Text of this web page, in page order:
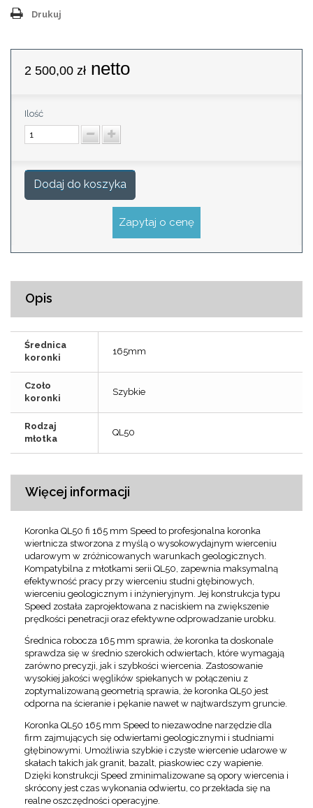
Drukuj
2 500,00 zł netto
Ilość
Dodaj do koszyka
Zapytaj o cenę
Opis
Średnica
koronki
165mm
Czoło
koronki
Szybkie
Rodzaj
młotka
QL50
Więcej informacji
Koronka QL50 fi 165 mm Speed to profesjonalna koronka
wiertnicza stworzona z myślą o wysokowydajnym wierceniu
udarowym w zróżnicowanych warunkach geologicznych.
Kompatybilna z młotkami serii QL50, zapewnia maksymalną
efektywność pracy przy wierceniu studni głębinowych,
wierceniu geologicznym i inżynieryjnym. Jej konstrukcja typu
Speed została zaprojektowana z naciskiem na zwiększenie
prędkości penetracji oraz efektywne odprowadzanie urobku.
Średnica robocza 165 mm sprawia, że koronka ta doskonale
sprawdza się w średnio szerokich odwiertach, które wymagają
zarówno precyzji, jak i szybkości wiercenia. Zastosowanie
wysokiej jakości węglików spiekanych w połączeniu z
zoptymalizowaną geometrią sprawia, że koronka QL50 jest
odporna na ścieranie i pękanie nawet w najtwardszym gruncie.
Koronka QL50 165 mm Speed to niezawodne narzędzie dla
firm zajmujących się odwiertami geologicznymi i studniami
głębinowymi. Umożliwia szybkie i czyste wiercenie udarowe w
skałach takich jak granit, bazalt, piaskowiec czy wapienie.
Dzięki konstrukcji Speed zminimalizowane są opory wiercenia i
skrócony jest czas wykonania odwiertu, co przekłada się na
realne oszczędności operacyjne.